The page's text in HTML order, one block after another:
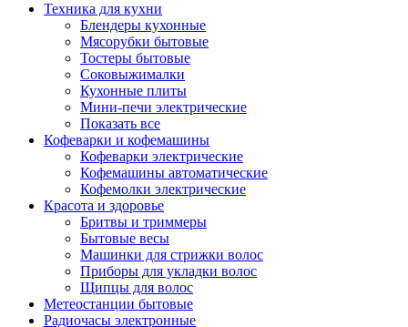
Техника для кухни
Блендеры кухонные
Мясорубки бытовые
Тостеры бытовые
Соковыжималки
Кухонные плиты
Мини-печи электрические
Показать все
Кофеварки и кофемашины
Кофеварки электрические
Кофемашины автоматические
Кофемолки электрические
Красота и здоровье
Бритвы и триммеры
Бытовые весы
Машинки для стрижки волос
Приборы для укладки волос
Щипцы для волос
Метеостанции бытовые
Радиочасы электронные